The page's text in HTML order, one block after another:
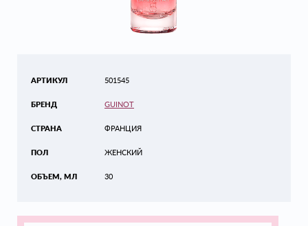
АРТИКУЛ
БРЕНД
СТРАНА
ПОЛ
ОБЪЕМ, МЛ
501545
GUINOT
ФРАНЦИЯ
ЖЕНСКИЙ
30